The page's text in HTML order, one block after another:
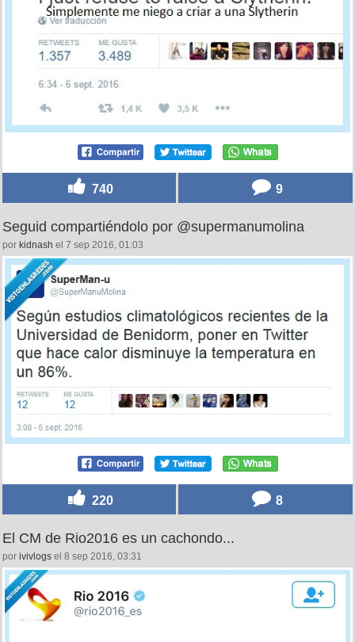
740 9
Seguid compartiéndolo por @supermanumolina
por kidnash el 7 sep 2016, 01:03
220 8
El CM de Rio2016 es un cachondo...
por ivivlogs el 8 sep 2016, 03:31